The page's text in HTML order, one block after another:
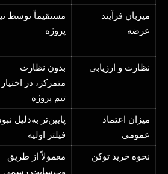
میزبان فرآیند
عرضه
مستقیماً توسط
پروژه
نظارت و ارزیابی
بدون نظارت
متمرکز، در اختیار
تیم پروژه
میزان اعتماد
عمومی
پایین‌تر به‌دلیل
فیلتر اولیه
نحوه خرید توکن
معمولاً از طریق
وب‌سایت رسمی